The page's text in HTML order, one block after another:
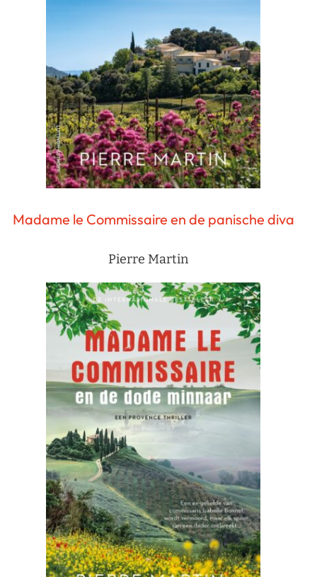
Madame le Commissaire en de panische diva
Pierre Martin